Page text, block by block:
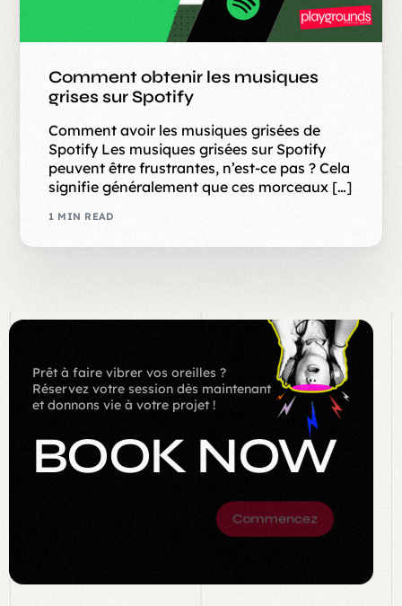
Comment obtenir les musiques
grises sur Spotify
Comment avoir les musiques grisées de
Spotify Les musiques grisées sur Spotify
peuvent être frustrantes, n’est-ce pas ? Cela
signifie généralement que ces morceaux […]
1 MIN READ
Prêt à faire vibrer vos oreilles ?
Réservez votre session dès maintenant
et donnons vie à votre projet !
BOOK NOW
Commencez